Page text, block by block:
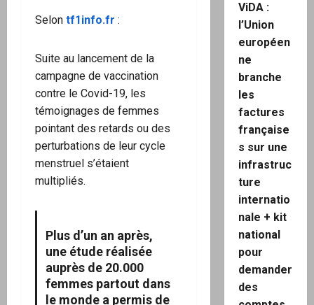
Selon tf1info.fr :
Suite au lancement de la
campagne de vaccination
contre le Covid-19, les
témoignages de femmes
pointant des retards ou des
perturbations de leur cycle
menstruel s’étaient
multipliés.
Plus d’un an après,
une étude réalisée
auprès de 20.000
femmes partout dans
le monde a permis de
ViDA :
l’Union
européen
ne
branche
les
factures
française
s sur une
infrastruc
ture
internatio
nale + kit
national
pour
demander
des